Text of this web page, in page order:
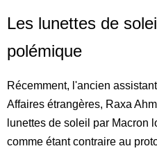
Les lunettes de
polémique
Récemment, l'ancien
Affaires étrangères, Raxa
lunettes de soleil par Macron
comme étant contraire au